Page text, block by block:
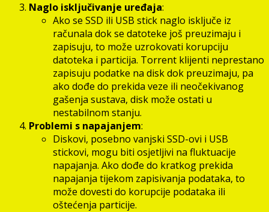
Naglo isključivanje uređaja:
Ako se SSD ili USB stick naglo isključe iz
računala dok se datoteke još preuzimaju i
zapisuju, to može uzrokovati korupciju
datoteka i particija. Torrent klijenti neprestano
zapisuju podatke na disk dok preuzimaju, pa
ako dođe do prekida veze ili neočekivanog
gašenja sustava, disk može ostati u
nestabilnom stanju.
Problemi s napajanjem:
Diskovi, posebno vanjski SSD-ovi i USB
stickovi, mogu biti osjetljivi na fluktuacije
napajanja. Ako dođe do kratkog prekida
napajanja tijekom zapisivanja podataka, to
može dovesti do korupcije podataka ili
oštećenja particije.